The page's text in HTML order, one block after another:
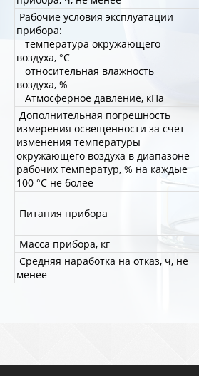
Рабочие условия эксплуатации
прибора:
температура окружающего
воздуха, °С
относительная влажность
воздуха, %
Атмосферное давление, кПа
Дополнительная погрешность
измерения освещенности за счет
изменения температуры
окружающего воздуха в диапазоне
рабочих температур, % на каждые
100 °С не более
Питания прибора
Масса прибора, кг
Средняя наработка на отказ, ч, не
менее